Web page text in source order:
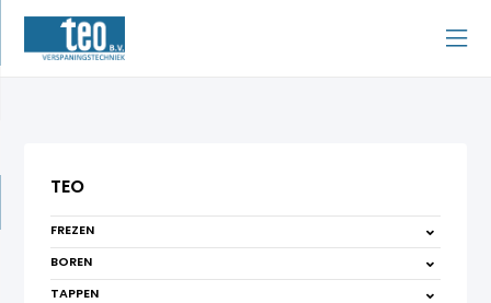
TEO
FREZEN
BOREN
TAPPEN